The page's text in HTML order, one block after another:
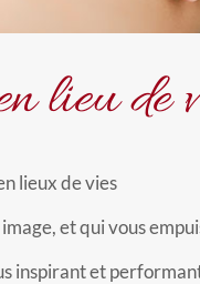
lieu de
lieux de vies
et qui vous
inspirant et